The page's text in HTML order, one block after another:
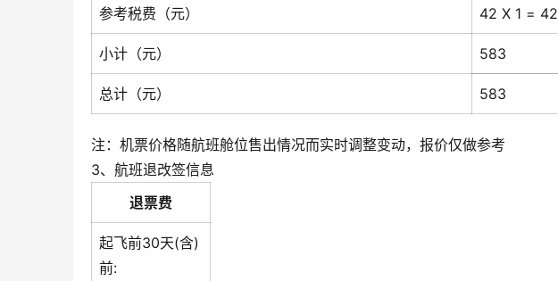
参考税费（元） 42 X 1 = 42
小计（元） 583
总计（元） 583
注：机票价格随航班舱位售出情况而实时调整变动，报价仅做参考
3、航班退改签信息
退票费
起飞前30天(含)
前: